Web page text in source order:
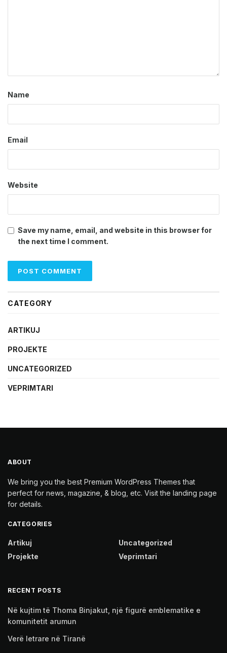
Name
Email
Website
Save my name, email, and website in this browser for
the next time I comment.
CATEGORY
ARTIKUJ
PROJEKTE
UNCATEGORIZED
VEPRIMTARI
ABOUT
We bring you the best Premium WordPress Themes that
perfect for news, magazine, & blog, etc. Visit the landing page
for details.
CATEGORIES
Artikuj
Projekte
Uncategorized
Veprimtari
RECENT POSTS
Në kujtim të Thoma Binjakut, një figurë emblematike e
komunitetit arumun
Verë letrare në Tiranë